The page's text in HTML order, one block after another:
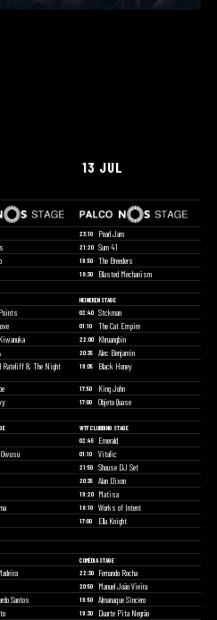
13 JUL
23:10 Pearl Jam
21:20 Sum 41
19:50 The Breeders
18:30 Blasted Mechanism
HEINEKEN STAGE
02:40 Stckman
01:10 The Cat Empire
22:00 Khruangbin
20:35 Alec Benjamin
Rateliff & The Night
19:05 Black Honey
17:50 King John
17:00 Objeto Quase
WTF CLUBBING STAGE
02:45 Emerald
01:10 Vitalic
21:50 Shouse DJ Set
20:35 Alan Dixon
19:20 Matisa
18:10 Works of Intent
17:00 Ella Knight
COMÉDIA STAGE
22:30 Fernando Rocha
20:50 Manuel João Vieira
Santos 19:50 Almanaque Sincero
19:30 Duarte Pita Negrão